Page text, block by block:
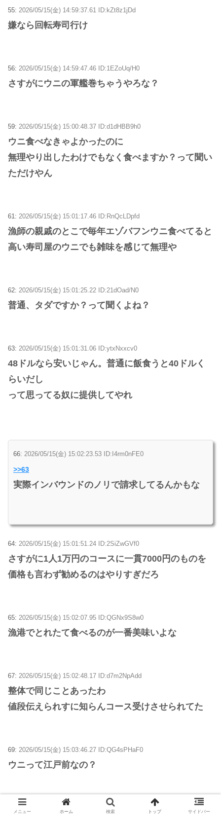
55: 2026/05/15(金) 14:59:37.61 ID:kZt8z1jDd
嫌なら回転寿司行け
56: 2026/05/15(金) 14:59:47.46 ID:1EZoUq/H0
さすがにウニの軍艦巻ちゃうやろな？
59: 2026/05/15(金) 15:00:48.37 ID:d1dHBB9h0
ウニ食べなきゃよかったのに
無理やり出したわけでもなく食べますか？って聞い
ただけやん
61: 2026/05/15(金) 15:01:17.46 ID:RnQcLDpfd
漁師の親戚のとこで毎年エゾバフンウニ食べてると
高い寿司屋のウニでも雑味を感じて無理や
62: 2026/05/15(金) 15:01:25.22 ID:21dOad/N0
普通、タダですか？って聞くよね？
63: 2026/05/15(金) 15:01:31.06 ID:ytxNxxcv0
48ドルなら安いじゃん。普通に飯食うと40ドルく
らいだし
って思ってる奴に提供してやれ
66: 2026/05/15(金) 15:02:23.53 ID:I4rm0nFE0
>>63
実際インバウンドのノリで請求してるんかもな
64: 2026/05/15(金) 15:01:51.24 ID:2SiZwGVf0
さすがに1人1万円のコースに一貫7000円のものを
価格も言わず勧めるのはやりすぎだろ
65: 2026/05/15(金) 15:02:07.95 ID:QGNx9S8w0
漁港でとれたて食べるのが一番美味いよな
67: 2026/05/15(金) 15:02:48.17 ID:d7m2NpAdd
整体で同じことあったわ
値段伝えられすに知らんコース受けさせられてた
69: 2026/05/15(金) 15:03:46.27 ID:QG4sPHaF0
ウニって江戸前なの？
70:2026/05/15(金) 15:04:07.04 ID:c45SB8150
メニュー ホーム 検索 トップ サイドバー